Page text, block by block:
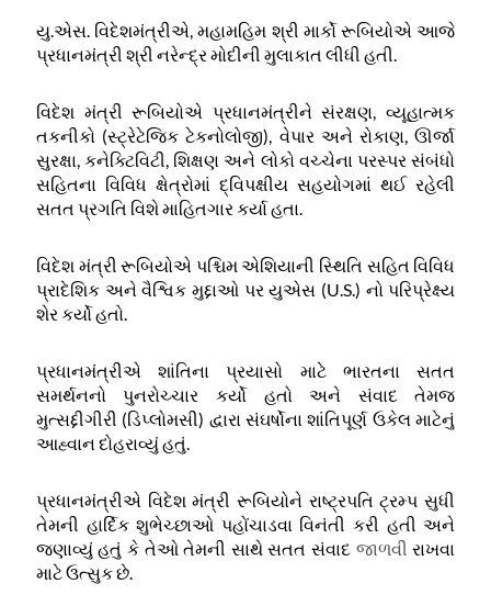
યુ.એસ. વિદેશમંત્રીએ,મહામહિમ શ્રી માર્કો રૂબિયોએ આજે
પ્રધાનમંત્રી શ્રી નરેન્દ્રમોદીની મુલાકાત લીધી હતી.
વિદેશ મંત્રી રૂબિયોએ પ્રધાનમંત્રીને સંરક્ષણ,વ્યૂહાત્મક
તકનીકો(સ્ટ્રેટેજિક ટેકનોલોજી), વેપાર અને રોકાણ,ઊર્જા
સુરક્ષા,કનેક્ટિવિટી, શિક્ષણ અને લોકો વચ્ચેના પરસ્પર સંબંધો
સહિતના વિવિધ ક્ષેત્રોમાં દ્વિપક્ષીય સહયોગમાં થઈ રહેલી
સતત પ્રગતિ વિશેમાહિતગારકર્યાહતા.
વિદેશ મંત્રી રૂબિયોએ પશ્ચિમએશિયાની સ્થિતિ સહિત વિવિધ
પ્રાદેશિક અને વૈશ્વિક મુદ્દાઓ પર યુએસ (U.S.) નો પરિપ્રેક્ષ્ય
શેરકર્યોહતો.
પ્રધાનમંત્રીએ શાંતિના પ્રયાસો માટે ભારતના
સતત
સમર્થનનો
પુનરોચ્ચાર કર્યો હતો અને સંવાદ
તેમજ
મુત્સદ્દીગીરી (ડિપ્લોમસી) દ્વારા સંઘર્ષોના શાંતિપૂર્ણ ઉકેલ માટેનું
આહ્વાનદોહરાવ્યુંહતું.
પ્રધાનમંત્રીએ વિદેશ મંત્રી રૂબિયોને રાષ્ટ્રપતિ ટ્રમ્પ સુધી
તેમની હાર્દિક શુભેચ્છાઓ પહોંચાડવા વિનંતી કરી હતી અને
જણાવ્યું હતું કે તેઓ તેમની સાથે સતત સંવાદ જાળવી રાખવા
માટેઉત્સુકછે.